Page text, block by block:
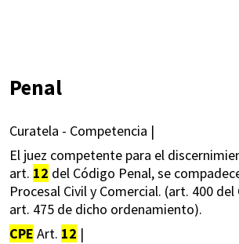
Penal
Curatela - Competencia |
El juez competente para el
art. 12 del Código Penal, se
Procesal Civil y Comercial. (art. 400
art. 475 de dicho ordenamiento).
CPE Art. 12 |